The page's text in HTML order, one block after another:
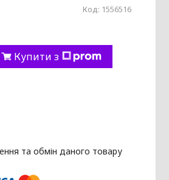
Код: 1556516
Купити з
та обмін даного товару